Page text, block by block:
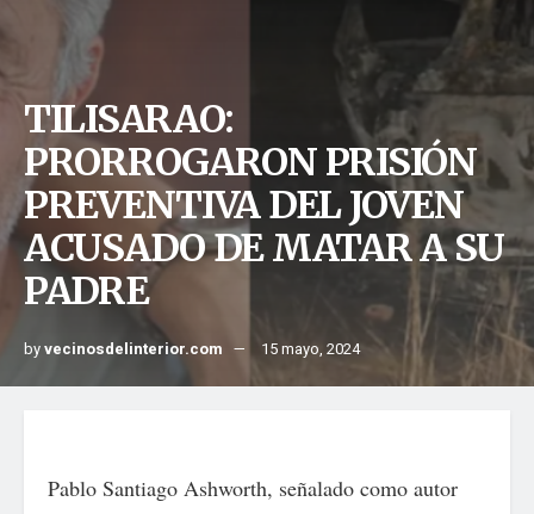
TILISARAO:
PRORROGARON PRISIÓN
PREVENTIVA DEL JOVEN
ACUSADO DE MATAR A SU
PADRE
byvecinosdelinterior.com 15 mayo, 2024
Pablo Santiago Ashworth, señalado como autor